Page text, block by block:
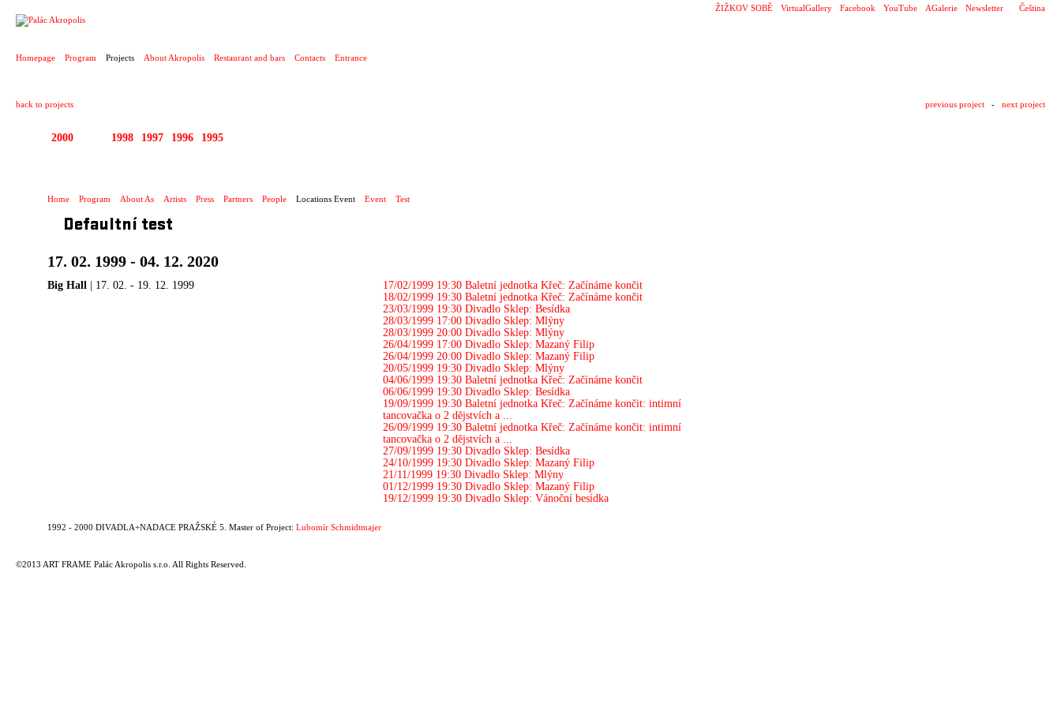
Čeština
ŽIŽKOV SOBĚ VirtualGallery Facebook YouTube AGalerie Newsletter
Homepage Program Projects About Akropolis Restaurant and bars Contacts Entrance
back to projects previous project - next project
2000 1998 1997 1996 1995
Home Program About As Artists Press Partners People Locations Event Event Test
Defaultní test
17. 02. 1999 - 04. 12. 2020
Big Hall | 17. 02. - 19. 12. 1999 17/02/1999 19:30 Baletní jednotka Křeč: Začínáme končit
18/02/1999 19:30 Baletní jednotka Křeč: Začínáme končit
23/03/1999 19:30 Divadlo Sklep: Besídka
28/03/1999 17:00 Divadlo Sklep: Mlýny
28/03/1999 20:00 Divadlo Sklep: Mlýny
26/04/1999 17:00 Divadlo Sklep: Mazaný Filip
26/04/1999 20:00 Divadlo Sklep: Mazaný Filip
20/05/1999 19:30 Divadlo Sklep: Mlýny
04/06/1999 19:30 Baletní jednotka Křeč: Začínáme končit
06/06/1999 19:30 Divadlo Sklep: Besídka
19/09/1999 19:30 Baletní jednotka Křeč: Začínáme končit: intimní
tancovačka o 2 dějstvích a ...
26/09/1999 19:30 Baletní jednotka Křeč: Začínáme končit: intimní
tancovačka o 2 dějstvích a ...
27/09/1999 19:30 Divadlo Sklep: Besídka
24/10/1999 19:30 Divadlo Sklep: Mazaný Filip
21/11/1999 19:30 Divadlo Sklep: Mlýny
01/12/1999 19:30 Divadlo Sklep: Mazaný Filip
19/12/1999 19:30 Divadlo Sklep: Vánoční besídka
1992 - 2000 DIVADLA+NADACE PRAŽSKÉ 5. Master of Project: Lubomír Schmidtmajer
©2013 ART FRAME Palác Akropolis s.r.o. All Rights Reserved.